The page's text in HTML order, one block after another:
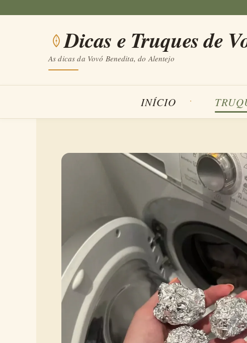
conteúdo
Dicas e Truques de
As dicas da Vovó Benedita, do Alentejo
INÍCIO